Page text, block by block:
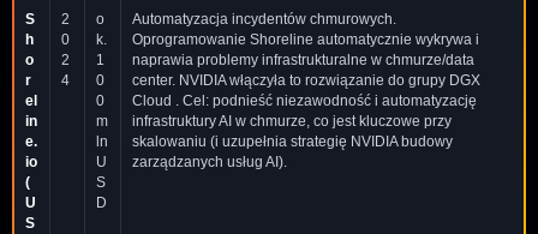
S
h
o
r
el
in
e.
io
(
U
S
2
0
2
4
o
k.
1
0
0
m
ln
U
S
D
Automatyzacja incydentów chmurowych.
Oprogramowanie Shoreline automatycznie wykrywa i
naprawia problemy infrastrukturalne w chmurze/data
center. NVIDIA włączyła to rozwiązanie do grupy DGX
Cloud . Cel: podnieść niezawodność i automatyzację
infrastruktury AI w chmurze, co jest kluczowe przy
skalowaniu (i uzupełnia strategię NVIDIA budowy
zarządzanych usług AI).